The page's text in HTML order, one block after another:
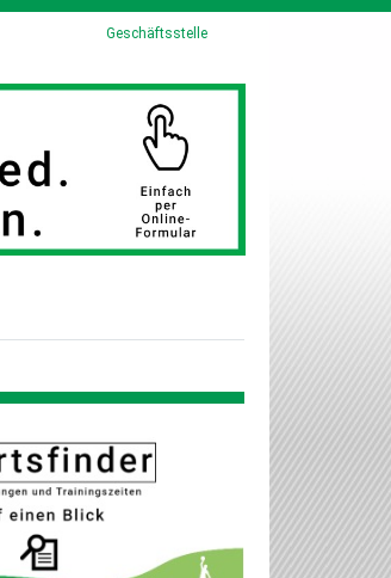
Geschäftsstelle